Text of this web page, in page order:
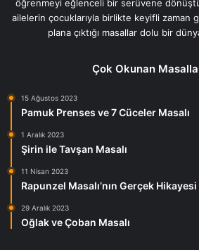
öğrenmeyi eğlenceli bir serüvene
ailelerin çocuklarıyla birlikte keyifli zaman
plana çıktığı masallar dolu bir
Çok Okunan
15 Ağustos 2023
Pamuk Prenses ve 7 Cüceler Masalı
1 Aralık 2023
Şirin ile Tavşan Masalı
11 Nisan 2023
Rapunzel Masalı’nın Gerçek
29 Aralık 2023
Oğlak ve Çoban Masalı